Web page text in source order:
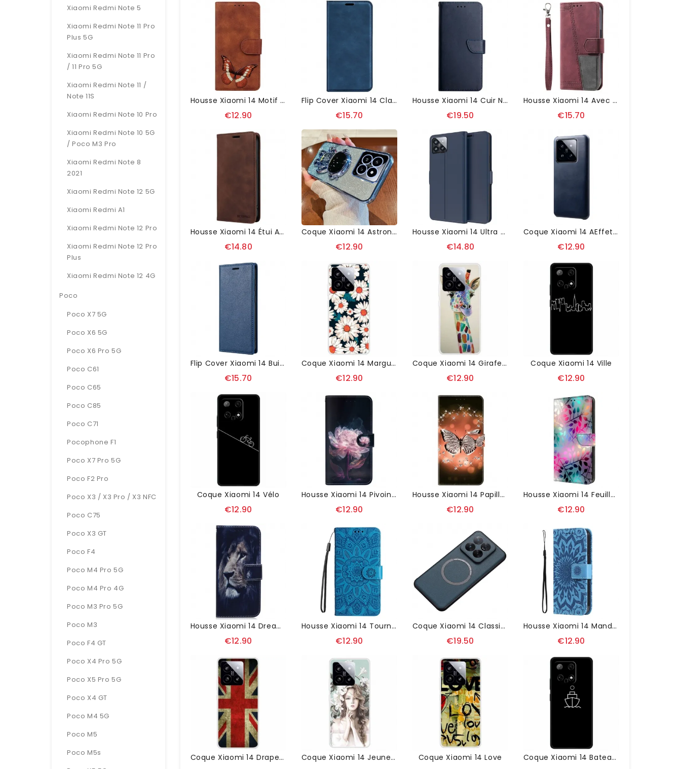
Xiaomi Redmi Note 5
Xiaomi Redmi Note 11 Pro
Plus 5G
Xiaomi Redmi Note 11 Pro
/ 11 Pro 5G
Xiaomi Redmi Note 11 /
Note 11S
Xiaomi Redmi Note 10 Pro
Xiaomi Redmi Note 10 5G
/ Poco M3 Pro
Xiaomi Redmi Note 8
2021
Xiaomi Redmi Note 12 5G
Xiaomi Redmi A1
Xiaomi Redmi Note 12 Pro
Xiaomi Redmi Note 12 Pro
Plus
Xiaomi Redmi Note 12 4G
Poco
Poco X7 5G
Poco X6 5G
Poco X6 Pro 5G
Poco C61
Poco C65
Poco C85
Poco C71
Pocophone F1
Poco X7 Pro 5G
Poco F2 Pro
Poco X3 / X3 Pro / X3 NFC
Poco C75
Poco X3 GT
Poco F4
Poco M4 Pro 5G
Poco M4 Pro 4G
Poco M3 Pro 5G
Poco M3
Poco F4 GT
Poco X4 Pro 5G
Poco X5 Pro 5G
Poco X4 GT
Poco M4 5G
Poco M5
Poco M5s
Housse Xiaomi 14 Motif Papillon
€12.90
Flip Cover Xiaomi 14 Classique
€15.70
Housse Xiaomi 14 Cuir Nappa
€19.50
Housse Xiaomi 14 Avec Blocage RFID TTUDRCH
€15.70
Housse Xiaomi 14 Étui Avec Blocage RFID BETOPNICE
€14.80
Coque Xiaomi 14 Astronaute
€12.90
Housse Xiaomi 14 Ultra Fine
€14.80
Coque Xiaomi 14 AEffet Cuir
€12.90
Flip Cover Xiaomi 14 Buisness
€15.70
Coque Xiaomi 14 Marguerites
€12.90
Coque Xiaomi 14 Girafe Colorée
€12.90
Coque Xiaomi 14 Ville
€12.90
Coque Xiaomi 14 Vélo
€12.90
Housse Xiaomi 14 Pivoine Pourpre À Lanière
€12.90
Housse Xiaomi 14 Papillons De Cristal
€12.90
Housse Xiaomi 14 Feuilles D'Érable
€12.90
Housse Xiaomi 14 Dreaming Lion
€12.90
Housse Xiaomi 14 Tournesol À Lanière
€12.90
Coque Xiaomi 14 Classique Compatible Avec MagSafe
€19.50
Housse Xiaomi 14 Mandala À Lanière
€12.90
Coque Xiaomi 14 Drapeau Du Royaume-Uni Coque Xiaomi 14 Jeune Fille Coque Xiaomi 14 Love Coque Xiaomi 14 Bateau De Croisière